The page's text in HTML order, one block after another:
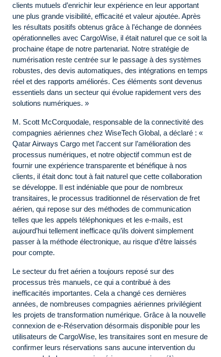
clients mutuels d’enrichir leur expérience en leur apportant
une plus grande visibilité, efficacité et valeur ajoutée. Après
les résultats positifs obtenus grâce à l’échange de données
opérationnelles avec CargoWise, il était naturel que ce soit la
prochaine étape de notre partenariat. Notre stratégie de
numérisation reste centrée sur le passage à des systèmes
robustes, des devis automatiques, des intégrations en temps
réel et des rapports améliorés. Ces éléments sont devenus
essentiels dans un secteur qui évolue rapidement vers des
solutions numériques. »
M. Scott McCorquodale, responsable de la connectivité des
compagnies aériennes chez WiseTech Global, a déclaré : «
Qatar Airways Cargo met l’accent sur l’amélioration des
processus numériques, et notre objectif commun est de
fournir une expérience transparente et bénéfique à nos
clients, il était donc tout à fait naturel que cette collaboration
se développe. Il est indéniable que pour de nombreux
transitaires, le processus traditionnel de réservation de fret
aérien, qui repose sur des méthodes de communication
telles que les appels téléphoniques et les e-mails, est
aujourd’hui tellement inefficace qu’ils doivent simplement
passer à la méthode électronique, au risque d’être laissés
pour compte.
Le secteur du fret aérien a toujours reposé sur des
processus très manuels, ce qui a contribué à des
inefficacités importantes. Cela a changé ces dernières
années, de nombreuses compagnies aériennes privilégient
les projets de transformation numérique. Grâce à la nouvelle
connexion de e-Réservation désormais disponible pour les
utilisateurs de CargoWise, les transitaires sont en mesure de
confirmer leurs réservations sans aucune intervention du